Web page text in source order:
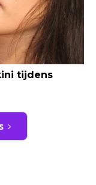
tijdens